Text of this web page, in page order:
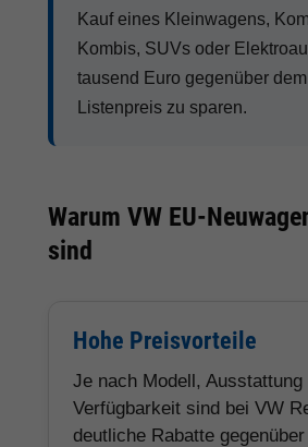
Kauf eines Kleinwagens,
Kombis, SUVs oder
tausend Euro gegenüber
Listenpreis zu sparen.
Warum VW EU-
sind
Hohe Preisvorteile
Je nach Modell, Ausstattung
Verfügbarkeit sind bei VW
deutliche Rabatte